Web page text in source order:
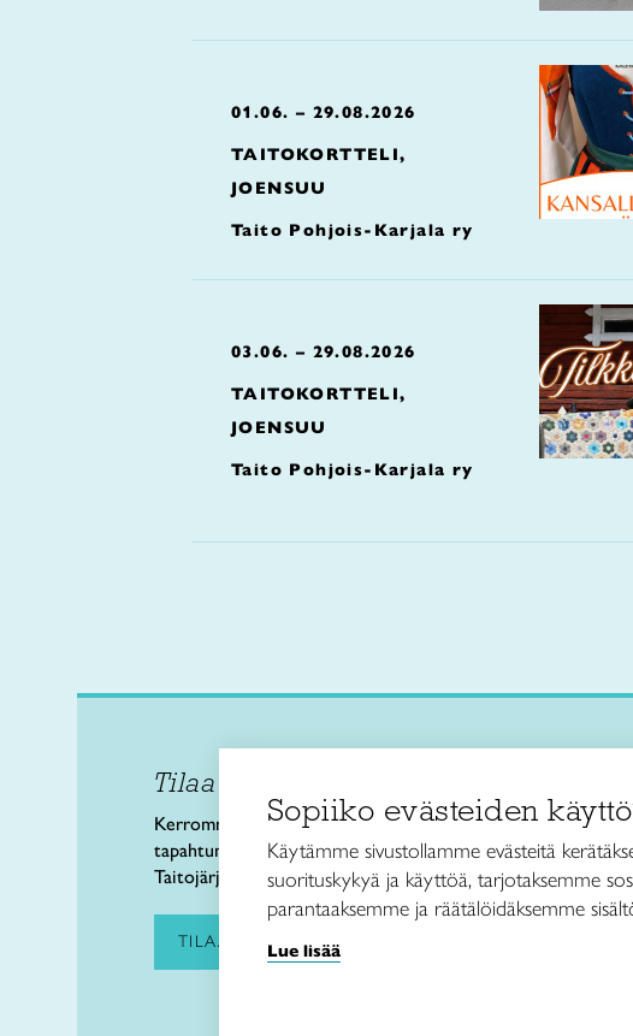
01.06. – 29.08.2026
TAITOKORTTELI,
JOENSUU
Taito Pohjois-Karjala ry
03.06. – 29.08.2026
TAITOKORTTELI,
JOENSUU
Taito Pohjois-Karjala ry
Tilaa uutiskirje
Kerromme käsityön valtakunnallisista
tapahtumista ja uutisista sekä
Taitojärjestön toiminnasta.
TILAA UUTISKIRJE
Käsi- ja
Kalevankatu 61
00180 Helsinki
puh. 040 7525 160
Sopiiko evästeiden
Käytämme sivustollamme evästeitä
suorituskykyä ja käyttöä, tarjotaksemme
parantaaksemme ja räätälöidäksemme
Lue lisää